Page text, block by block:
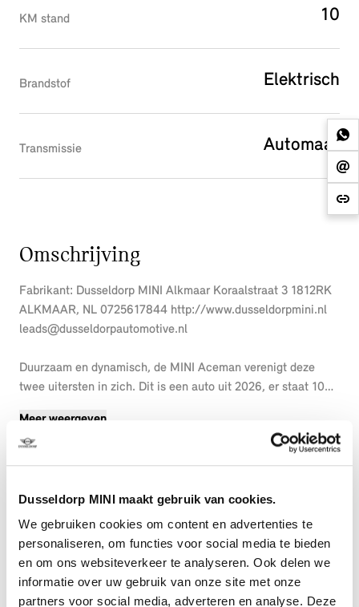
Dusseldorp MINI maakt gebruik van cookies.
We gebruiken cookies om content en advertenties te
personaliseren, om functies voor social media te bieden
en om ons websiteverkeer te analyseren. Ook delen we
informatie over uw gebruik van onze site met onze
partners voor social media, adverteren en analyse. Deze
10
KM stand
Elektrisch
Brandstof
Automaat
Transmissie
Omschrijving
Fabrikant: Dusseldorp MINI Alkmaar Koraalstraat 3 1812RK
ALKMAAR, NL 0725617844 http://www.dusseldorpmini.nl
leads@dusseldorpautomotive.nl
Duurzaam en dynamisch, de MINI Aceman verenigt deze
twee uitersten in zich. Dit is een auto uit 2026, er staat 10
veelvoorkomende ritten en de tijd om de accu's op te laden
is prima in te passen in uw dagelijkse bezigheden. Het gaat
krachtige motor geeft deze MINI uitstekende prestaties. In
weer een wind een cabrio-gevoel? Daarvoor zorgt het
elektrisch bediende glazen panorama dak. En het moeiteloos
in- en uitladen is te danken aan de elektrisch bedienbare
achterklep. De stoelverwarming maakt het interieur snel
behaaglijk op koude dagen. U wordt in deze auto ook
Meer weergeven